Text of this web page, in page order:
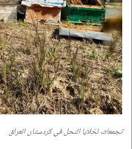
تجمعات لخلايا النحل في كردستان العراق